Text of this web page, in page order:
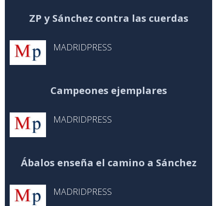
ZP y Sánchez contra las cuerdas
MADRIDPRESS
Campeones ejemplares
MADRIDPRESS
Ábalos enseña el camino a Sánchez
MADRIDPRESS